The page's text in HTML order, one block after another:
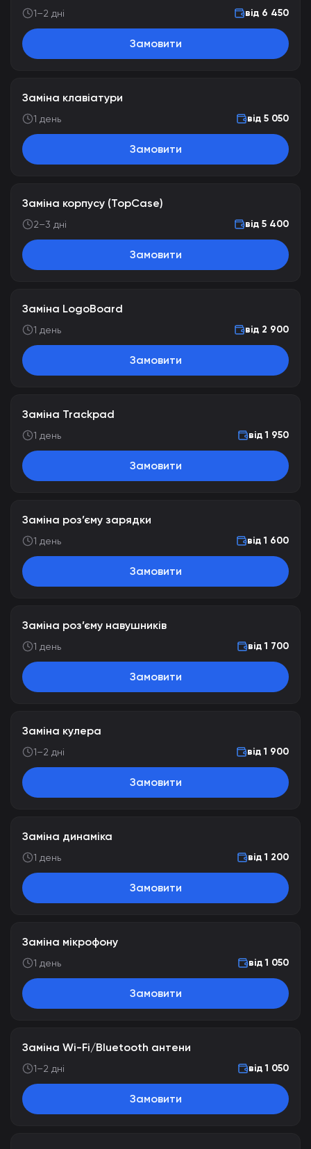
1–2 дні від 6 450
Замовити
Заміна клавіатури
1 день від 5 050
Замовити
Заміна корпусу (TopCase)
2–3 дні від 5 400
Замовити
Заміна LogoBoard
1 день від 2 900
Замовити
Заміна Trackpad
1 день від 1 950
Замовити
Заміна роз’єму зарядки
1 день від 1 600
Замовити
Заміна роз’єму навушників
1 день від 1 700
Замовити
Заміна кулера
1–2 дні від 1 900
Замовити
Заміна динаміка
1 день від 1 200
Замовити
Заміна мікрофону
1 день від 1 050
Замовити
Заміна Wi-Fi/Bluetooth антени
1–2 дні від 1 050
Замовити